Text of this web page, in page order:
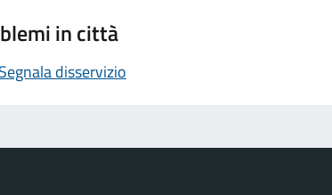
in città
disservizio